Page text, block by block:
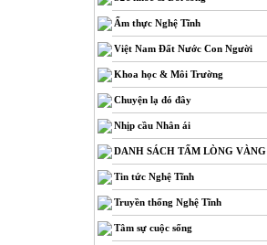
Ẩm thực Nghệ Tĩnh
Việt Nam Đất Nước Con Người
Khoa học & Môi Trường
Chuyện lạ đó đây
Nhịp cầu Nhân ái
DANH SÁCH TẤM LÒNG VÀNG
Tin tức Nghệ Tĩnh
Truyền thống Nghệ Tĩnh
Tâm sự cuộc sống